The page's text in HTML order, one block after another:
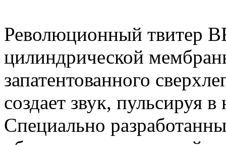
Революционный твитер
цилиндрической
запатентованного
создает звук, пульсируя
Специально